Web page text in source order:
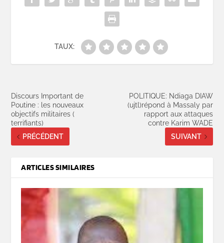
TAUX:
Discours Important de
Poutine : les nouveaux
objectifs militaires (
terrifiants)
PRÉCÉDENT
POLITIQUE: Ndiaga DIAW
(ujtl)répond à Massaly par
rapport aux attaques
contre Karim WADE
SUIVANT
ARTICLES SIMILAIRES